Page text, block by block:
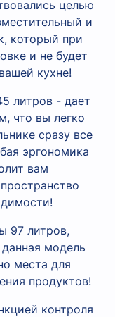
целью
и
который при
и не будет
кухне!
литров - дает
что вы легко
сразу все
эргономика
вам
97 литров,
модель
места для
продуктов!
контроля